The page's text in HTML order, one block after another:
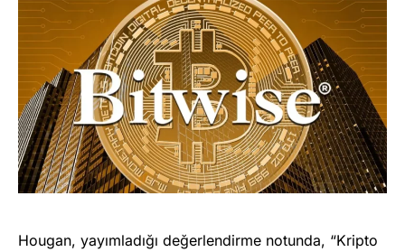
Hougan, yayımladığı değerlendirme notunda, “Kripto